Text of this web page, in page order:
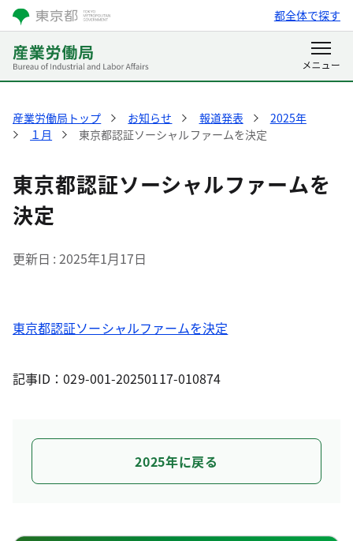
都全体で探す
産業労働局トップ お知らせ 報道発表
2025年
１月
東京都認証ソーシャルファームを決定
東京都認証ソーシャルファームを
決定
更新日 2025年1月17日
東京都認証ソーシャルファームを決定
記事ID：029-001-20250117-010874
2025年に戻る